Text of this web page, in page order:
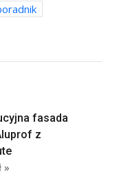
fasada
z
»